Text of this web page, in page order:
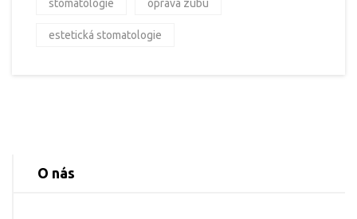
stomatologie oprava zubu
estetická stomatologie
O nás